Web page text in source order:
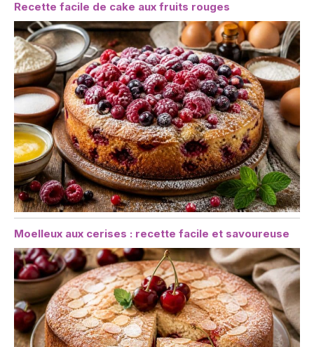
Recette facile de cake aux fruits rouges
Moelleux aux cerises : recette facile et savoureuse